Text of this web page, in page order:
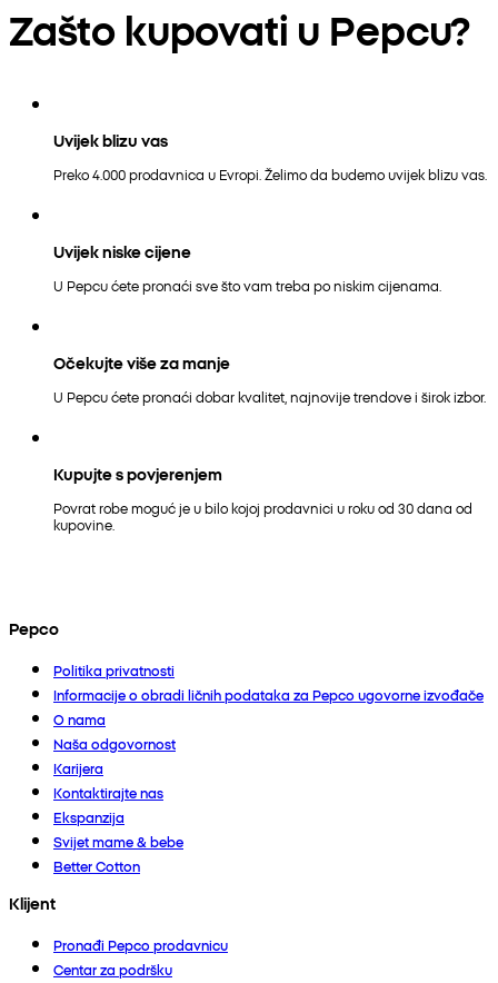
Zašto kupovati u Pepcu?
Uvijek blizu vas
Preko 4.000 prodavnica u Evropi. Želimo da budemo uvijek blizu vas.
Uvijek niske cijene
U Pepcu ćete pronaći sve što vam treba po niskim cijenama.
Očekujte više za manje
U Pepcu ćete pronaći dobar kvalitet, najnovije trendove i širok izbor.
Kupujte s povjerenjem
Povrat robe moguć je u bilo kojoj prodavnici u roku od 30 dana od
kupovine.
Pepco
Politika privatnosti
Informacije o obradi ličnih podataka za Pepco ugovorne izvođače
O nama
Naša odgovornost
Karijera
Kontaktirajte nas
Ekspanzija
Svijet mame & bebe
Better Cotton
Klijent
Pronađi Pepco prodavnicu
Centar za podršku